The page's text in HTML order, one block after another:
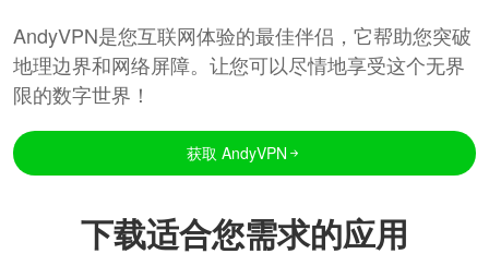
AndyVPN是您互联网体验的最佳伴侣，它帮助您突破
地理边界和网络屏障。让您可以尽情地享受这个无界
限的数字世界！
获取 AndyVPN
下载适合您需求的应用